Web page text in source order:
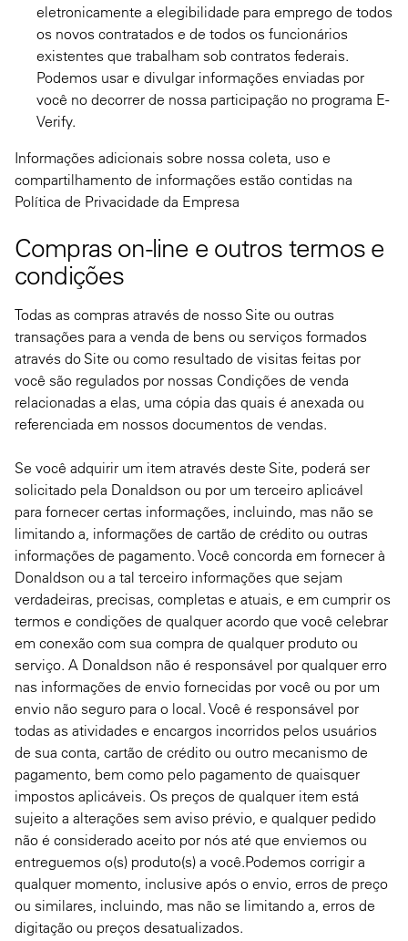
eletronicamente a elegibilidade para emprego de todos
os novos contratados e de todos os funcionários
existentes que trabalham sob contratos federais.
Podemos usar e divulgar informações enviadas por
você no decorrer de nossa participação no programa E-
Verify.
Informações adicionais sobre nossa coleta, uso e
compartilhamento de informações estão contidas na
Política de Privacidade da Empresa
Compras on-line e outros termos e
condições
Todas as compras através de nosso Site ou outras
transações para a venda de bens ou serviços formados
através do Site ou como resultado de visitas feitas por
você são regulados por nossas Condições de venda
relacionadas a elas, uma cópia das quais é anexada ou
referenciada em nossos documentos de vendas.
Se você adquirir um item através deste Site, poderá ser
solicitado pela Donaldson ou por um terceiro aplicável
para fornecer certas informações, incluindo, mas não se
limitando a, informações de cartão de crédito ou outras
informações de pagamento. Você concorda em fornecer à
Donaldson ou a tal terceiro informações que sejam
verdadeiras, precisas, completas e atuais, e em cumprir os
termos e condições de qualquer acordo que você celebrar
em conexão com sua compra de qualquer produto ou
serviço. A Donaldson não é responsável por qualquer erro
nas informações de envio fornecidas por você ou por um
envio não seguro para o local. Você é responsável por
todas as atividades e encargos incorridos pelos usuários
de sua conta, cartão de crédito ou outro mecanismo de
pagamento, bem como pelo pagamento de quaisquer
impostos aplicáveis. Os preços de qualquer item está
sujeito a alterações sem aviso prévio, e qualquer pedido
não é considerado aceito por nós até que enviemos ou
entreguemos o(s) produto(s) a você.Podemos corrigir a
qualquer momento, inclusive após o envio, erros de preço
ou similares, incluindo, mas não se limitando a, erros de
digitação ou preços desatualizados.